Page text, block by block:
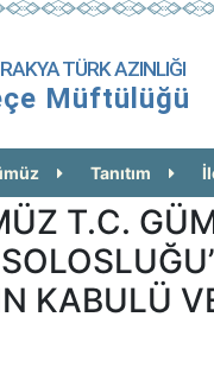
TÜRK AZINLIĞI
Müftülüğü
Tanıtım
T.C.
KABULÜ